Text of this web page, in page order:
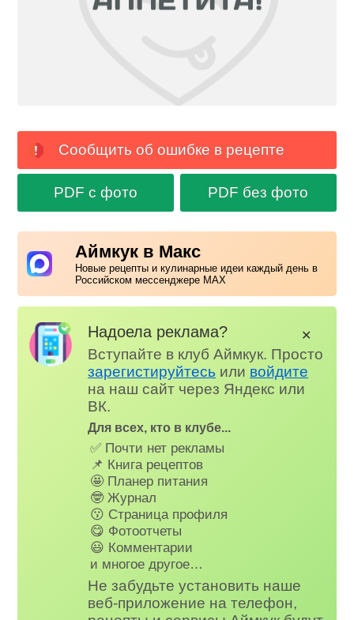
Сообщить об ошибке в рецепте
PDF с фото PDF без фото
Аймкук в Макс
Новые рецепты и кулинарные идеи каждый день в
Российском мессенджере MAX
Надоела реклама?
Вступайте в клуб Аймкук. Просто
зарегистируйтесь или войдите
на наш сайт через Яндекс или
ВК.
Для всех, кто в клубе...
✅ Почти нет рекламы
📌 Книга рецептов
🤩 Планер питания
🤓 Журнал
😗 Страница профиля
😋 Фотоотчеты
😃 Комментарии
и многое другое…
Не забудьте установить наше
веб-приложение на телефон,
✕